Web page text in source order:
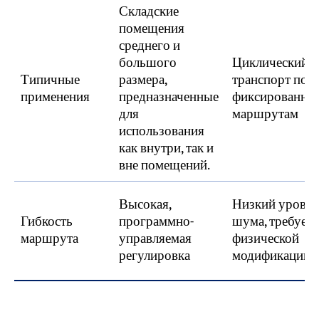
Типичные
применения
Складские
помещения
среднего и
большого
размера,
предназначенные
для
использования
как внутри, так и
вне помещений.
Циклический
транспорт по
маршрутам
Гибкость
маршрута
Высокая,
программно-
управляемая
регулировка
Низкий
шума, требует
физической
модификации.